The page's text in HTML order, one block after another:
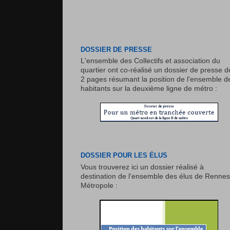
DOSSIER DE PRESSE
L'ensemble des Collectifs et association du
quartier ont co-réalisé un dossier de presse
2 pages résumant la position de l'ensemble
habitants sur la deuxième ligne de métro :
DOSSIER POUR LES ÉLUS
Vous trouverez ici un dossier réalisé à
destination de l'ensemble des élus de Rennes
Métropole :